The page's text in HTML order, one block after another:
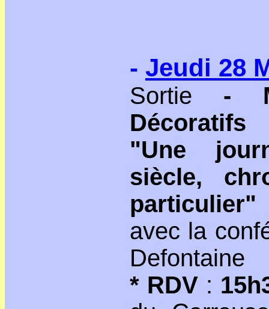
- Jeudi 28
Sortie -
Décoratifs
"Une
siècle,
particulier"
avec la
Defontaine
* RDV: